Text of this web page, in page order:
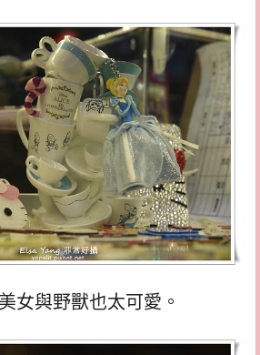
女與野獸也太可愛。